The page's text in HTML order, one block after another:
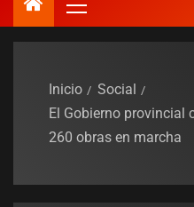
Inicio
Social
El Gobierno provincial
260 obras en marcha